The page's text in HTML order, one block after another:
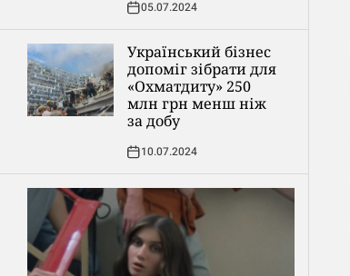
05.07.2024
Український бізнес
допоміг зібрати для
«Охматдиту» 250
млн грн менш ніж
за добу
10.07.2024